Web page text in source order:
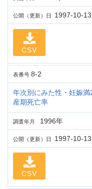
公開（更新）日 1997-10-13
CSV
表番号 8-2
年次別にみた性・妊娠
産期死亡率
調査年月 1996年
公開（更新）日 1997-10-13
CSV